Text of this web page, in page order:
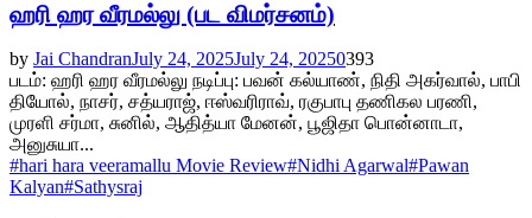
ஹரி ஹர வீரமல்லு (பட விமர்சனம்)
by Jai ChandranJuly 24, 2025July 24, 20250393
படம்: ஹரி ஹர வீரமல்லு நடிப்பு: பவன் கல்யாண், நிதி அகர்வால், பாபி
தியோல், நாசர், சத்யராஜ், ஈஸ்வரிராவ், ரகுபாபு தணிகல பரணி,
முரளி சர்மா, சுனில், ஆதித்யா மேனன், பூஜிதா பொன்னாடா,
அனுசுயா...
#hari hara veeramallu Movie Review#Nidhi Agarwal#Pawan
Kalyan#Sathysraj